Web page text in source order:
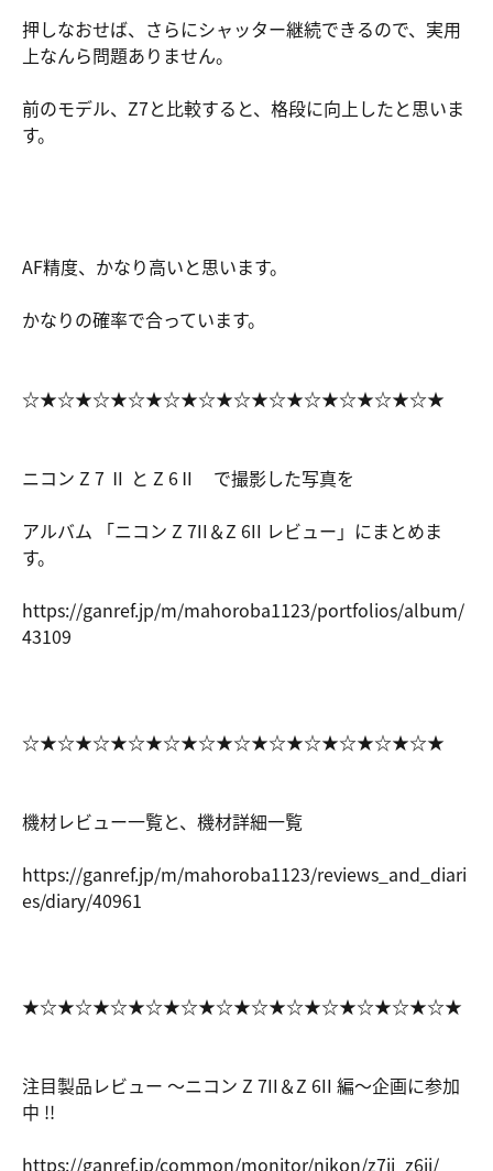
押しなおせば、さらにシャッター継続できるので、実用
上なんら問題ありません。
前のモデル、Z7と比較すると、格段に向上したと思いま
す。
AF精度、かなり高いと思います。
かなりの確率で合っています。
☆★☆★☆★☆★☆★☆★☆★☆★☆★☆★☆★☆★
ニコン Z 7 Ⅱ と Z 6Ⅱ で撮影した写真を
アルバム 「ニコン Z 7II＆Z 6II レビュー」にまとめま
す。
https://ganref.jp/m/mahoroba1123/portfolios/album/
43109
☆★☆★☆★☆★☆★☆★☆★☆★☆★☆★☆★☆★
機材レビュー一覧と、機材詳細一覧
https://ganref.jp/m/mahoroba1123/reviews _and_diari
es/diary/40961
★☆★☆★☆★☆★☆★☆★☆★☆★☆★☆★☆★☆★
注目製品レビュー ～ニコン Z 7II＆Z 6II 編～企画に参加
中 !!
https://ganref.jp/common/monitor/nikon/z7ii_z6ii/